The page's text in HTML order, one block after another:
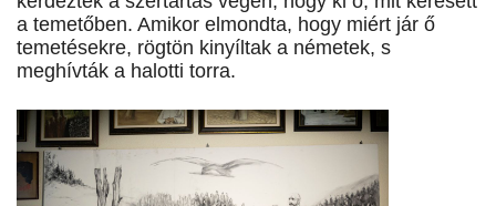
a temetőben. Amikor elmondta, hogy miért jár ő
temetésekre, rögtön kinyíltak a németek, s
meghívták a halotti torra.